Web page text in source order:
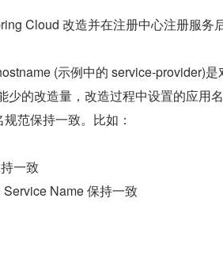
Cloud 改造并在注册中心注册服务
(示例中的 service-provider)是
的改造量，改造过程中设置的应用
范保持一致。比如：
一致
Name 保持一致